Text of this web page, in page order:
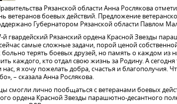
Рязанской области Анна Рослякова
ветеранов боевых действий. Предложение
Губернатором Рязанской области Павлом
гвардейский Рязанский ордена Красной Звезды
самые сложные задачи, порой ценой
терять боевых друзей, но память о каждом из
каждого, кто отдал свою жизнь за Родину. А сегодня
я хочу пожелать добра, счастья и благополучия.
– сказала Анна Рослякова.
смогли лично пообщаться с ветеранами боевых
ордена Красной Звезды парашютно-десантного